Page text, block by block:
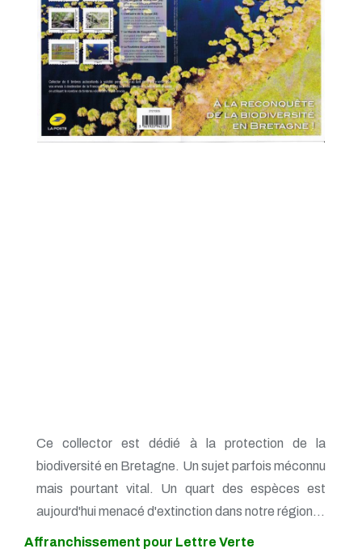
Ce collector est dédié à la protection de la
biodiversité en Bretagne. Un sujet parfois méconnu
mais pourtant vital. Un quart des espèces est
aujourd'hui menacé d'extinction dans notre région...
Affranchissement pour Lettre Verte